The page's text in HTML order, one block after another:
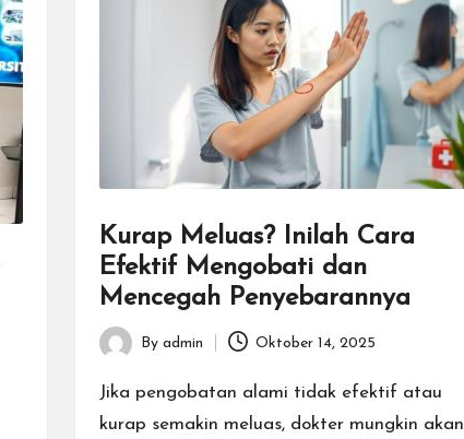
Kurap Meluas? Inilah Cara
Efektif Mengobati dan
Mencegah Penyebarannya
Posted
by
By admin Oktober 14, 2025
Jika pengobatan alami tidak efektif atau
kurap semakin meluas, dokter mungkin akan